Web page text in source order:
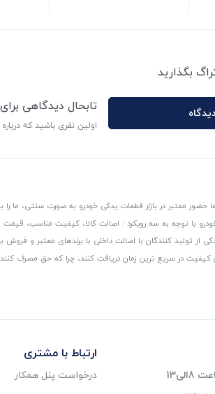
بگذارید
تابحال دیدگاهی
اولین نفری باشید که
حضور معتبر در بازار قطعات یدکی خودرو به صورت سنتی، ما
با توجه به سه رویکرد : اصالت کالا، کیفیت مناسب،
از تولید کنندگان با اصالت داخلی با برندهای معتبر و
کیفیت در سریع ترین زمان دریافت کنند، چرا که حق مصرف
ارتباط با مشتری
درخواست پنل همکار